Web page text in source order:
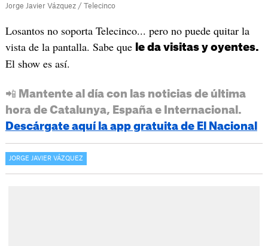
Jorge Javier Vázquez / Telecinco
Losantos no soporta Telecinco... pero no puede quitar la
vista de la pantalla. Sabe que le da visitas y oyentes.
El show es así.
📲 Mantente al día con las noticias de última
hora de Catalunya, España e Internacional.
Descárgate aquí la app gratuita de El Nacional
JORGE JAVIER VÁZQUEZ